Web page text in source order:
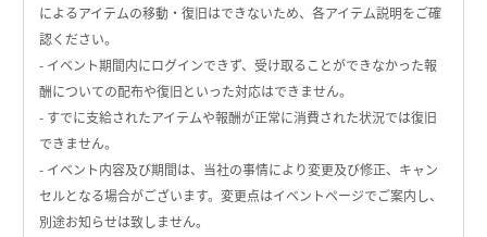
によるアイテムの移動・復旧はできないため、各アイテム説明をご確
認ください。
- イベント期間内にログインできず、受け取ることができなかった報
酬についての配布や復旧といった対応はできません。
- すでに支給されたアイテムや報酬が正常に消費された状況では復旧
できません。
- イベント内容及び期間は、当社の事情により変更及び修正、キャン
セルとなる場合がございます。変更点はイベントページでご案内し、
別途お知らせは致しません。